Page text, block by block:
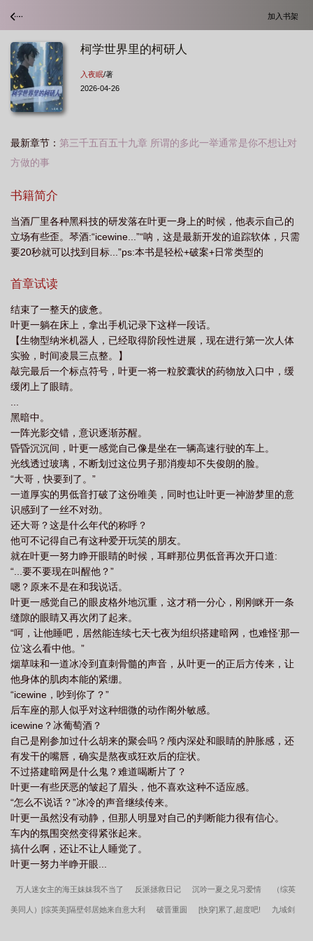
加入书架
柯学世界里的柯研人
入夜眠/著
2026-04-26
最新章节： 第三千五百五十九章 所谓的多此一举通常是你不想让对
方做的事
柯研人免费阅读
方 柯学世界里的柯研人TXT百度 柯学世界里的柯研人有没有女主 柯学世界
里的柯研人有女主吗 柯学世界里的柯研人百度百科 柯学世界里的柯研人 女主
看 柯学世界里的柯研人 免费
理新 柯学世界里的柯研人 好看吗
柯研人 第3448章 柯学世界里的柯研人 第3471章 柯学世界里的柯研人最新章节
目录 柯学世界里的柯研人吧 柯学世界里的柯研人在线阅读 柯学世界里的柯
研人帮高木 柯学世界里的柯研人观影体整理 柯学世界里的柯研人笔趣阁
学世界里的柯研人星空
谁
biqu 柯学世界里的柯妍人 柯研世界里的柯研人
江 柯学世界里的柯研人男主是好人还是坏人 柯学世界里的柯研人书评
世界里的柯研人TXT 柯学世界里的柯研人 第3434章 柯学世界里的柯研人
书籍简介
当酒厂里各种黑科技的研发落在叶更一身上的时候，他表示自己的
立场有些歪。琴酒:“icewine...”“呐，这是最新开发的追踪软体，只需
要20秒就可以找到目标...”ps:本书是轻松+破案+日常类型的
首章试读
结束了一整天的疲惫。
叶更一躺在床上，拿出手机记录下这样一段话。
【生物型纳米机器人，已经取得阶段性进展，现在进行第一次人体
实验，时间凌晨三点整。】
敲完最后一个标点符号，叶更一将一粒胶囊状的药物放入口中，缓
缓闭上了眼睛。
黑暗中。
一阵光影交错，意识逐渐苏醒。
昏昏沉沉间，叶更一感觉自己像是坐在一辆高速行驶的车上。
光线透过玻璃，不断划过这位男子那消瘦却不失俊朗的脸。
“大哥，快要到了。”
一道厚实的男低音打破了这份唯美，同时也让叶更一神游梦里的意
识感到了一丝不对劲。
还大哥？这是什么年代的称呼？
他可不记得自己有这种爱开玩笑的朋友。
就在叶更一努力睁开眼睛的时候，耳畔那位男低音再次开口道:
“...要不要现在叫醒他？”
嗯？原来不是在和我说话。
叶更一感觉自己的眼皮格外地沉重，这才稍一分心，刚刚眯开一条
缝隙的眼睛又再次闭了起来。
“呵，让他睡吧，居然能连续七天七夜为组织搭建暗网，也难怪‘那一
位’这么看中他。”
烟草味和一道冰冷到直刺骨髓的声音，从叶更一的正后方传来，让
他身体的肌肉本能的紧绷。
“icewine，吵到你了？”
后车座的那人似乎对这种细微的动作阁外敏感。
icewine？冰葡萄酒？
自己是刚参加过什么胡来的聚会吗？颅内深处和眼睛的肿胀感，还
有发干的嘴唇，确实是熬夜或狂欢后的症状。
不过搭建暗网是什么鬼？难道喝断片了？
叶更一有些厌恶的皱起了眉头，他不喜欢这种不适应感。
“怎么不说话？”冰冷的声音继续传来。
叶更一虽然没有动静，但那人明显对自己的判断能力很有信心。
车内的氛围突然变得紧张起来。
搞什么啊，还让不让人睡觉了。
叶更一努力半睁开眼...
万人迷女主的海王妹妹我不当了 反派拯救日记 沉吟一夏之见习爱情 （综英
美同人）[综英美]隔壁邻居她来自意大利 破晋重圆 [快穿]累了,超度吧! 九域剑